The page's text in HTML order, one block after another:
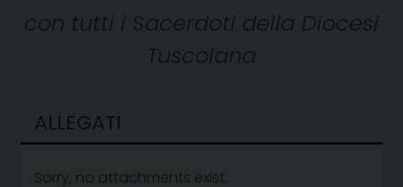
con tutti i Sacerdoti della Diocesi
Tuscolana
ALLEGATI
Sorry, no attachments exist.